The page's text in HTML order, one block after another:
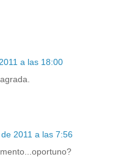
a las 18:00
2011 a las 7:56